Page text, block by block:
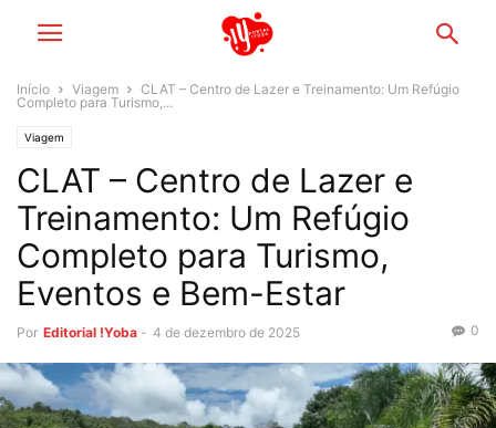
Início Viagem
CLAT – Centro de Lazer e Treinamento: Um Refúgio
Completo para Turismo,...
Viagem
CLAT – Centro de Lazer e
Treinamento: Um Refúgio
Completo para Turismo,
Eventos e Bem-Estar
Por Editorial !Yoba - 4 de dezembro de 2025 0